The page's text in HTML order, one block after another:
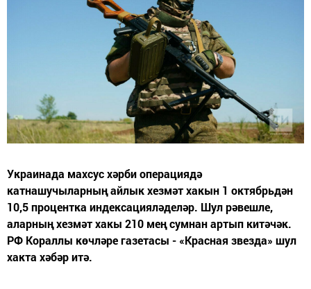
Украинада махсус хәрби операциядә
катнашучыларның айлык хезмәт хакын 1 октябрьдән
10,5 процентка индексацияләделәр. Шул рәвешле,
аларның хезмәт хакы 210 мең сумнан артып китәчәк.
РФ Кораллы көчләре газетасы - «Красная звезда» шул
хакта хәбәр итә.